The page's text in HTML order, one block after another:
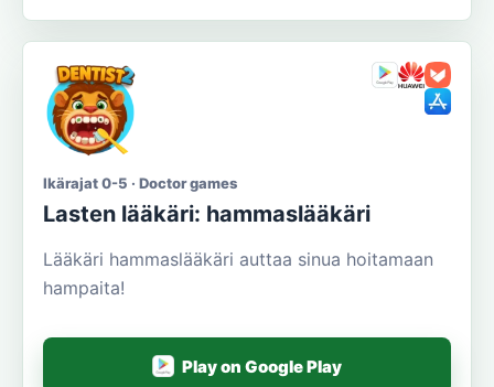
Ikärajat 0-5 · Doctor games
Lasten lääkäri: hammaslääkäri
Lääkäri hammaslääkäri auttaa sinua hoitamaan
hampaita!
Play on Google Play